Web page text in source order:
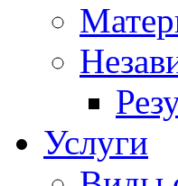
Услуги